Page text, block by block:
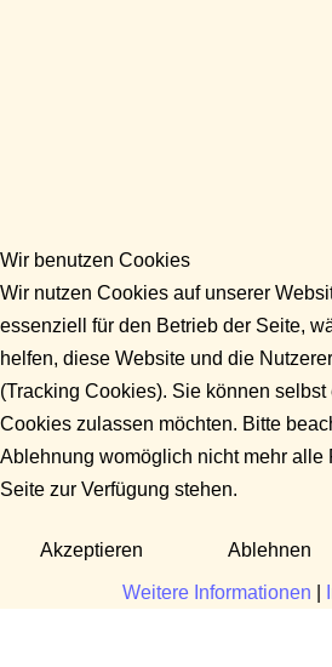
Wir benutzen Cookies
Wir nutzen Cookies auf unserer
essenziell für den Betrieb der Seite,
helfen, diese Website und die
(Tracking Cookies). Sie können
Cookies zulassen möchten. Bitte
Ablehnung womöglich nicht mehr alle
Seite zur Verfügung stehen.
Akzeptieren Ablehnen
Weitere Informationen